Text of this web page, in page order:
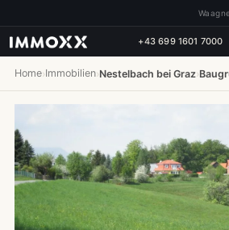
+43 699 1601 7000
Home›Immobilien›Nestelbach bei Graz›